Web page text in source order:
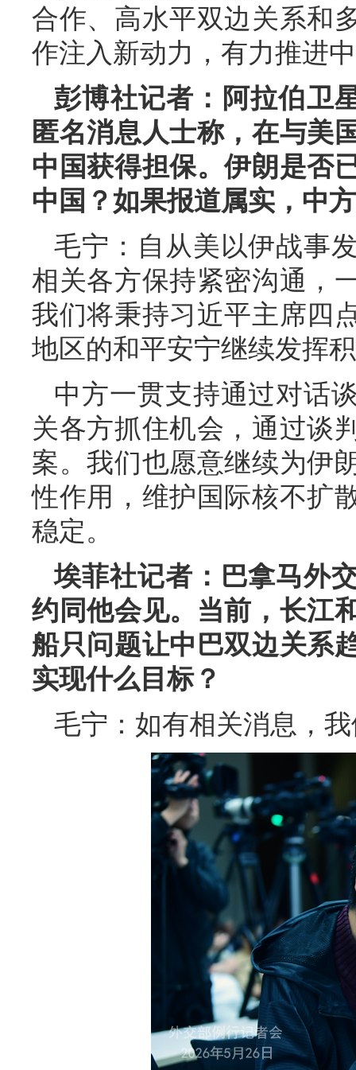
合作、高水平双边关系和
作注入新动力，有力推进
彭博社记者：阿拉伯卫
匿名消息人士称，在与美
中国获得担保。伊朗是否
中国？如果报道属实，中
毛宁：自从美以伊战事
相关各方保持紧密沟通，
我们将秉持习近平主席四
地区的和平安宁继续发挥
中方一贯支持通过对话
关各方抓住机会，通过谈
案。我们也愿意继续为伊
性作用，维护国际核不扩
稳定。
埃菲社记者：巴拿马外
约同他会见。当前，长江
船只问题让中巴双边关系
实现什么目标？
毛宁：如有相关消息，